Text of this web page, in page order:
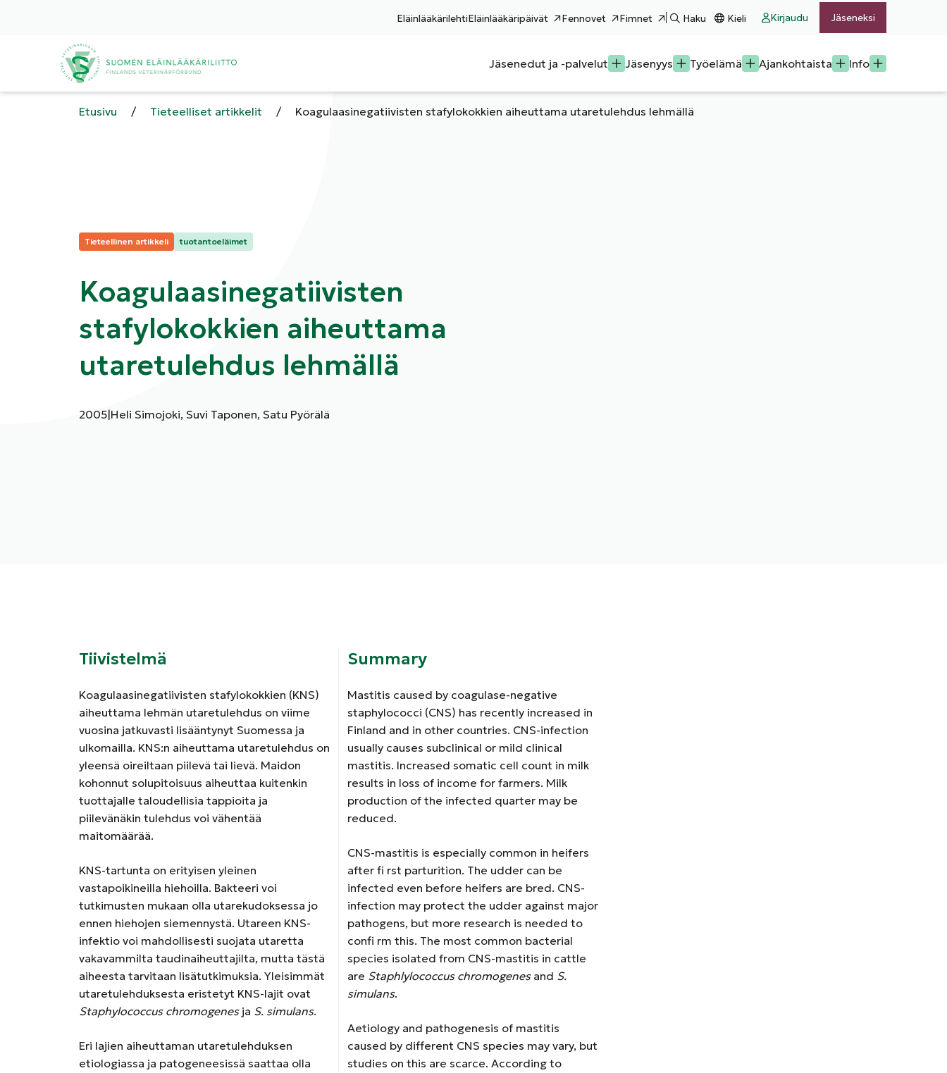
EläinlääkärilehtiEläinlääkäripäivät Fennovet Fimnet Haku Kieli Kirjaudu Jäseneksi
Jäsenedut ja -palvelut Jäsenyys Työelämä Ajankohtaista Info
Etusivu / Tieteelliset artikkelit / Koagulaasinegatiivisten stafylokokkien aiheuttama utaretulehdus lehmällä
Kategoriat:
Tieteellinen artikkeli tuotantoeläimet
Koagulaasinegatiivisten
stafylokokkien aiheuttama
utaretulehdus lehmällä
Julkaisuvuosi:
2005|Kirjoittajat:
Heli Simojoki, Suvi Taponen, Satu Pyörälä
Tiivistelmä
Koagulaasinegatiivisten stafylokokkien (KNS)
aiheuttama lehmän utaretulehdus on viime
vuosina jatkuvasti lisääntynyt Suomessa ja
ulkomailla. KNS:n aiheuttama utaretulehdus on
yleensä oireiltaan piilevä tai lievä. Maidon
kohonnut solupitoisuus aiheuttaa kuitenkin
tuottajalle taloudellisia tappioita ja
piilevänäkin tulehdus voi vähentää
maitomäärää.
KNS-tartunta on erityisen yleinen
vastapoikineilla hiehoilla. Bakteeri voi
tutkimusten mukaan olla utarekudoksessa jo
ennen hiehojen siemennystä. Utareen KNS-
infektio voi mahdollisesti suojata utaretta
vakavammilta taudinaiheuttajilta, mutta tästä
aiheesta tarvitaan lisätutkimuksia. Yleisimmät
utaretulehduksesta eristetyt KNS-lajit ovat
Staphylococcus chromogenesja S. simulans.
Eri lajien aiheuttaman utaretulehduksen
etiologiassa ja patogeneesissä saattaa olla
Summary
Mastitis caused by coagulase-negative
staphylococci (CNS) has recently increased in
Finland and in other countries. CNS-infection
usually causes subclinical or mild clinical
mastitis. Increased somatic cell count in milk
results in loss of income for farmers. Milk
production of the infected quarter may be
reduced.
CNS-mastitis is especially common in heifers
after fi rst parturition. The udder can be
infected even before heifers are bred. CNS-
infection may protect the udder against major
pathogens, but more research is needed to
confi rm this. The most common bacterial
species isolated from CNS-mastitis in cattle
are Staphlylococcus chromogenesand S.
simulans.
Aetiology and pathogenesis of mastitis
caused by different CNS species may vary, but
studies on this are scarce. According to